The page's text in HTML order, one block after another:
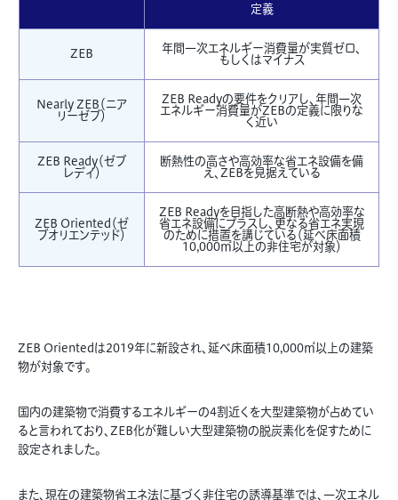
定義
ZEB
年間一次エネルギー消費量が実質ゼロ、
もしくはマイナス
Nearly ZEB（ニア
リーゼブ）
ZEB Readyの要件をクリアし、年間一次
エネルギー消費量がZEBの定義に限りな
く近い
ZEB Ready（ゼブ
レディ）
断熱性の高さや高効率な省エネ設備を備
え、ZEBを見据えている
ZEB Oriented（ゼ
ブオリエンテッド）
ZEB Readyを目指した高断熱や高効率な
省エネ設備にプラスし、更なる省エネ実現
のために措置を講じている（延べ床面積
10,000㎡以上の非住宅が対象）
ZEB Orientedは2019年に新設され、延べ床面積10,000㎡以上の建築
物が対象です。
国内の建築物で消費するエネルギーの4割近くを大型建築物が占めてい
ると言われており、ZEB化が難しい大型建築物の脱炭素化を促すために
設定されました。
また、現在の建築物省エネ法に基づく非住宅の誘導基準では、一次エネル